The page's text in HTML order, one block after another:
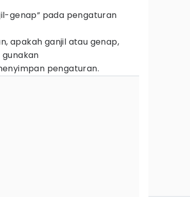
genap” pada pengaturan
apakah ganjil atau genap,
pengaturan.